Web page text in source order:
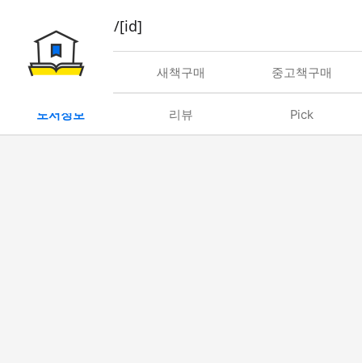
book/rent/[id]
대여 새책구매 중고책구매
도서정보 리뷰 Pick